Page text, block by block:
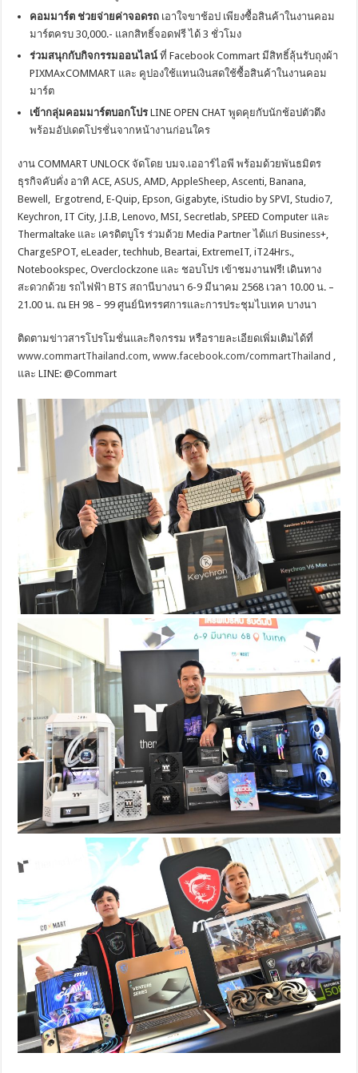
คอมมาร์ต ช่วยจ่ายค่าจอดรถ เอาใจขาช้อป เพียงซื้อสินค้าในงานคอม
มาร์ตครบ 30,000.- แลกสิทธิ์จอดฟรี ได้ 3 ชั่วโมง
ร่วมสนุกกับกิจกรรมออนไลน์ที่ Facebook Commart มีสิทธิ์ลุ้นรับถุงผ้า
PIXMAxCOMMART และ คูปองใช้แทนเงินสดใช้ซื้อสินค้าในงานคอม
มาร์ต
เข้ากลุ่มคอมมาร์ตบอกโปรLINE OPEN CHAT พูดคุยกับนักช้อปตัวตึง
พร้อมอัปเดตโปรชั่นจากหน้างานก่อนใคร
งาน COMMART UNLOCK จัดโดย บมจ.เออาร์ไอพี พร้อมด้วยพันธมิตร
ธุรกิจคับคั่ง อาทิ ACE, ASUS, AMD, AppleSheep, Ascenti, Banana,
Bewell, Ergotrend, E-Quip, Epson, Gigabyte, iStudio by SPVI, Studio7,
Keychron, IT City, J.I.B, Lenovo, MSI, Secretlab, SPEED Computer และ
Thermaltake และ เครดิตบูโร ร่วมด้วย Media Partner ได้แก่ Business+,
ChargeSPOT, eLeader, techhub, Beartai, ExtremeIT, iT24Hrs.,
Notebookspec, Overclockzone และ ชอบโปร เข้าชมงานฟรี! เดินทาง
สะดวกด้วย รถไฟฟ้า BTS สถานีบางนา 6-9 มีนาคม 2568 เวลา 10.00 น. –
21.00 น. ณ EH 98 – 99 ศูนย์นิทรรศการและการประชุมไบเทค บางนา
ติดตามข่าวสารโปรโมชั่นและกิจกรรม หรือรายละเอียดเพิ่มเติมได้ที่
www.commartThailand.com,www.facebook.com/commartThailand ,
และ LINE: @Commart